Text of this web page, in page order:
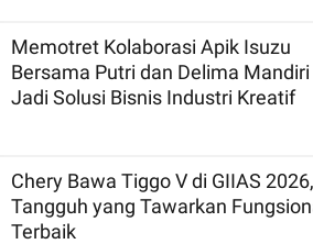
Memotret Kolaborasi Apik Isuzu
Bersama Putri dan Delima
Jadi Solusi Bisnis Industri Kreatif
Chery Bawa Tiggo V di GIIAS
Tangguh yang Tawarkan
Terbaik